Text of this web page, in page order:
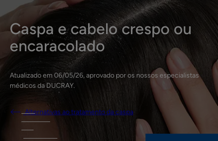
Caspa e cabelo crespo ou
encaracolado
Atualizado em 06/05/26, aprovado poros nossos especialistas
médicos da DUCRAY.
Alternativas ao tratamento da caspa